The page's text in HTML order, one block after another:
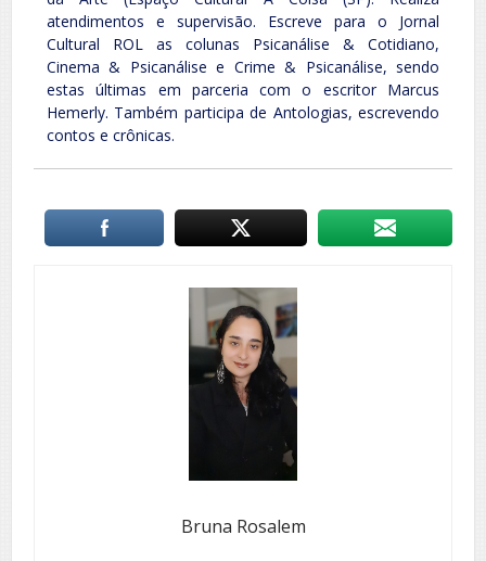
atendimentos e supervisão. Escreve para o Jornal
Cultural ROL as colunas Psicanálise & Cotidiano,
Cinema & Psicanálise e Crime & Psicanálise, sendo
estas últimas em parceria com o escritor Marcus
Hemerly. Também participa de Antologias, escrevendo
contos e crônicas.
Bruna Rosalem